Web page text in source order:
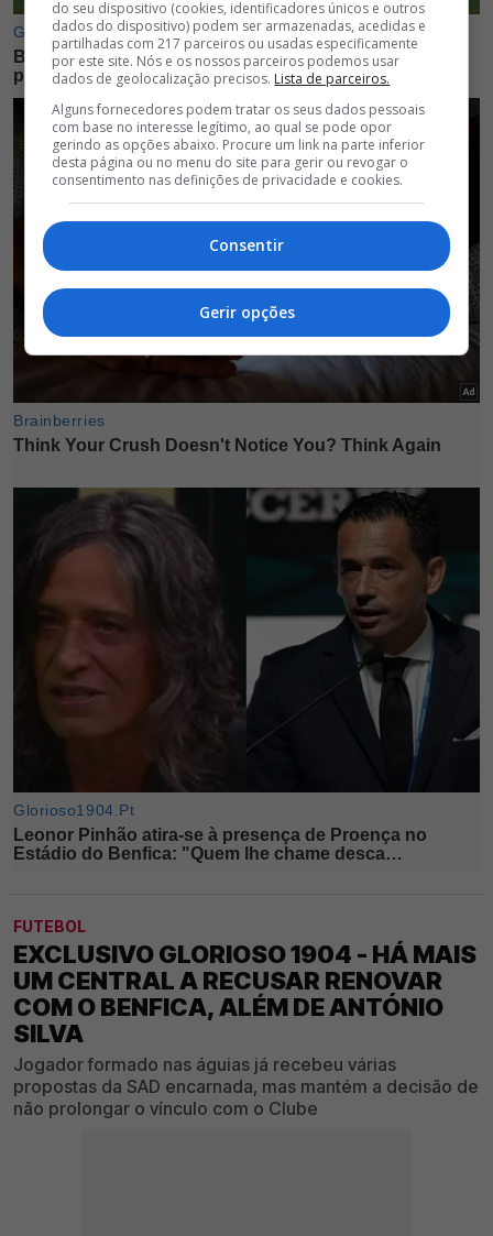
FUTEBOL
EXCLUSIVO GLORIOSO 1904 - HÁ MAIS
UM CENTRAL A RECUSAR RENOVAR
COM O BENFICA, ALÉM DE ANTÓNIO
SILVA
Jogador formado nas águias já recebeu várias
propostas da SAD encarnada, mas mantém a decisão de
não prolongar o vínculo com o Clube
do seu dispositivo (cookies, identificadores únicos e outros
dados do dispositivo) podem ser armazenadas, acedidas e
partilhadas com 217 parceiros ou usadas especificamente
por este site. Nós e os nossos parceiros podemos usar
dados de geolocalização precisos. Lista de parceiros.
Alguns fornecedores podem tratar os seus dados pessoais
com base no interesse legítimo, ao qual se pode opor
gerindo as opções abaixo. Procure um link na parte inferior
desta página ou no menu do site para gerir ou revogar o
consentimento nas definições de privacidade e cookies.
Consentir
Gerir opções